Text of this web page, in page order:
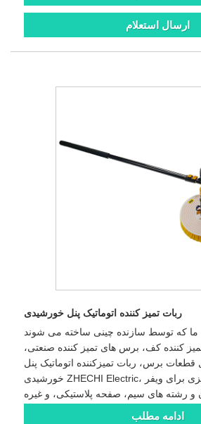
ارسال استعلام
ربات تمیز کننده اتوماتیک پنل خورشیدی
که توسط سازنده چینی ساخته می شوند
کننده کف، برس های تمیز کننده صنعتی،
برس، ربات تمیزکننده اتوماتیک پنل
خورشیدی ZHECHI Electric، مانند حلقه فلزی برای ویفر، PP و
و رشته های سیم، صفحه پلاستیکی، و غیره
ادامه مطلب